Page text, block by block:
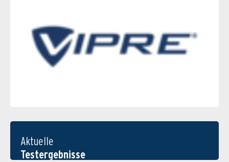
Aktuelle
Testergebnisse